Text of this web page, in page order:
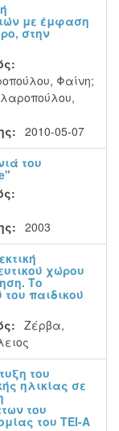
με έμφαση
στην
Φαίνη;
2010-05-07
του
2003
χώρου
Το
παιδικού
Ζέρβα,
του
ηλικίας σε
του
του ΤΕΙ-Α